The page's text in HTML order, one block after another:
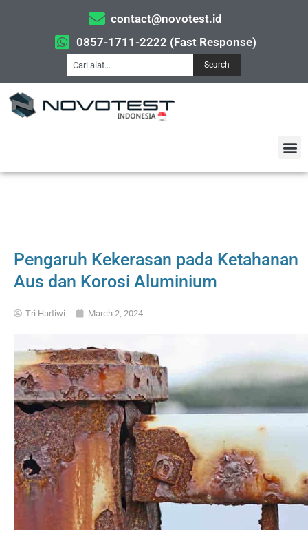
contact@novotest.id
0857-1711-2222 (Fast Response)
Search
Pengaruh Kekerasan pada Ketahanan
Aus dan Korosi Aluminium
Tri Hartiwi March 2, 2024